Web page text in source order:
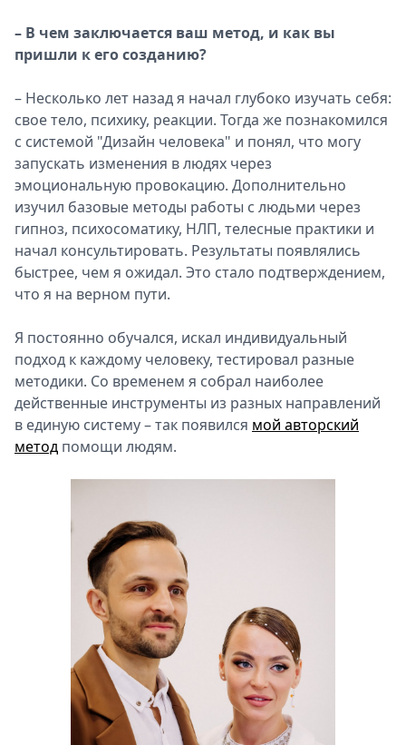
– В чем заключается ваш метод, и как вы
пришли к его созданию?
– Несколько лет назад я начал глубоко изучать себя:
свое тело, психику, реакции. Тогда же познакомился
с системой "Дизайн человека" и понял, что могу
запускать изменения в людях через
эмоциональную провокацию. Дополнительно
изучил базовые методы работы с людьми через
гипноз, психосоматику, НЛП, телесные практики и
начал консультировать. Результаты появлялись
быстрее, чем я ожидал. Это стало подтверждением,
что я на верном пути.
Я постоянно обучался, искал индивидуальный
подход к каждому человеку, тестировал разные
методики. Со временем я собрал наиболее
действенные инструменты из разных направлений
в единую систему – так появился мой авторский
метод помощи людям.